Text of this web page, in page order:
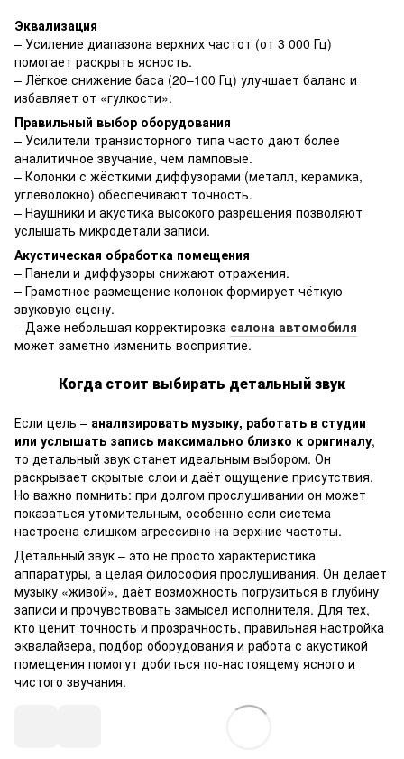
Эквализация
– Усиление диапазона верхних частот (от 3 000 Гц)
помогает раскрыть ясность.
– Лёгкое снижение баса (20–100 Гц) улучшает баланс и
избавляет от «гулкости».
Правильный выбор оборудования
– Усилители транзисторного типа часто дают более
аналитичное звучание, чем ламповые.
– Колонки с жёсткими диффузорами (металл, керамика,
углеволокно) обеспечивают точность.
– Наушники и акустика высокого разрешения позволяют
услышать микродетали записи.
Акустическая обработка помещения
– Панели и диффузоры снижают отражения.
– Грамотное размещение колонок формирует чёткую
звуковую сцену.
– Даже небольшая корректировка салона автомобиля
может заметно изменить восприятие.
Когда стоит выбирать детальный звук
Если цель – анализировать музыку, работать в студии
или услышать запись максимально близко к оригиналу,
то детальный звук станет идеальным выбором. Он
раскрывает скрытые слои и даёт ощущение присутствия.
Но важно помнить: при долгом прослушивании он может
показаться утомительным, особенно если система
настроена слишком агрессивно на верхние частоты.
Детальный звук – это не просто характеристика
аппаратуры, а целая философия прослушивания. Он делает
музыку «живой», даёт возможность погрузиться в глубину
записи и прочувствовать замысел исполнителя. Для тех,
кто ценит точность и прозрачность, правильная настройка
эквалайзера, подбор оборудования и работа с акустикой
помещения помогут добиться по-настоящему ясного и
чистого звучания.